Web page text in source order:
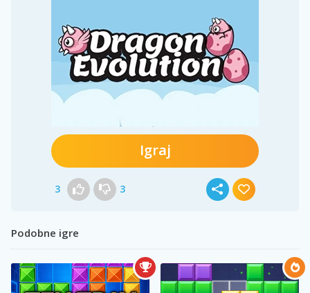
Igraj
3 3
Podobne igre